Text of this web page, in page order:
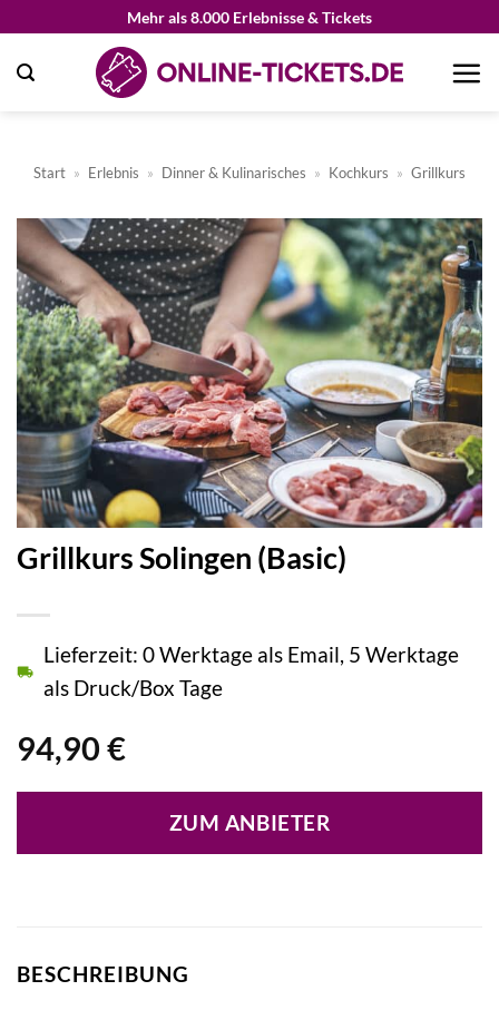
springen
Mehr als 8.000 Erlebnisse & Tickets
Start » Erlebnis » Dinner & Kulinarisches » Kochkurs » Grillkurs
Grillkurs Solingen (Basic)
94,90 €
Lieferzeit: 0 Werktage als Email, 5 Werktage
als Druck/Box Tage
ZUM ANBIETER
BESCHREIBUNG